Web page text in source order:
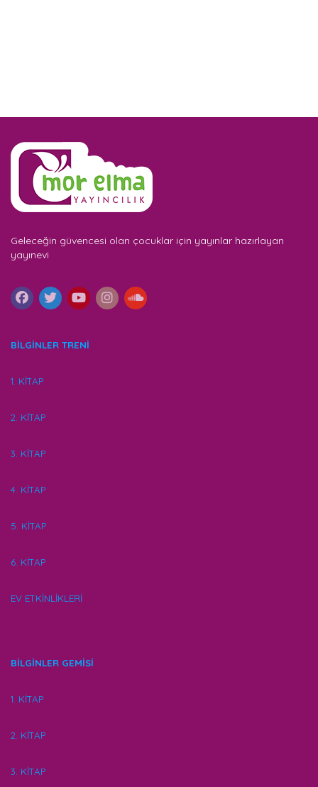
Geleceğin güvencesi olan çocuklar için yayınlar hazırlayan
yayınevi
BİLGİNLER TRENİ
1. KİTAP
2. KİTAP
3. KİTAP
4. KİTAP
5. KİTAP
6. KİTAP
EV ETKİNLİKLERİ
BİLGİNLER GEMİSİ
1. KİTAP
2. KİTAP
3. KİTAP